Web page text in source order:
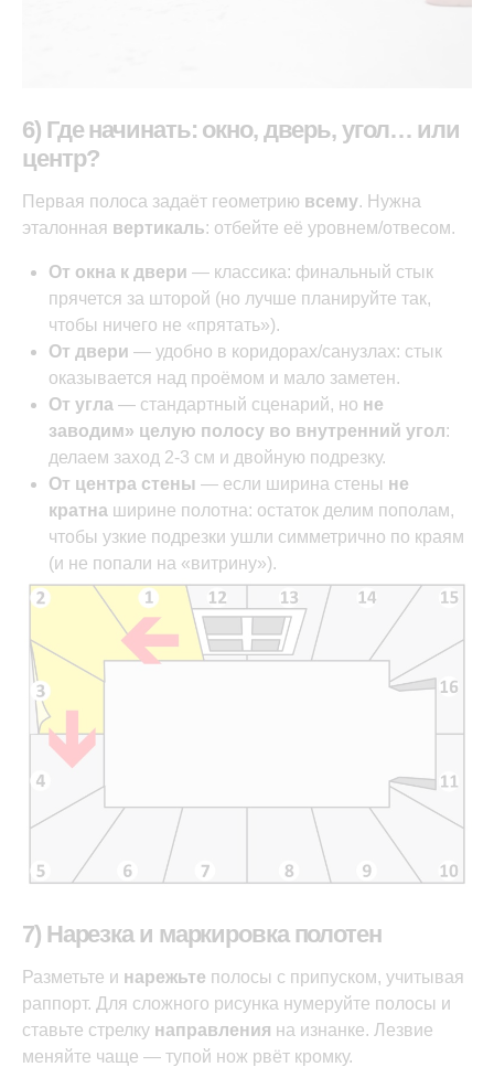
6) Где начинать: окно, дверь, угол… или
центр?
Первая полоса задаёт геометрию всему. Нужна
эталонная вертикаль: отбейте её уровнем/отвесом.
От окна к двери — классика: финальный стык
прячется за шторой (но лучше планируйте так,
чтобы ничего не «прятать»).
От двери — удобно в коридорах/санузлах: стык
оказывается над проёмом и мало заметен.
От угла — стандартный сценарий, но не
заводим» целую полосу во внутренний угол:
делаем заход 2-3 см и двойную подрезку.
От центра стены — если ширина стены не
кратна ширине полотна: остаток делим пополам,
чтобы узкие подрезки ушли симметрично по краям
(и не попали на «витрину»).
7) Нарезка и маркировка полотен
Разметьте и нарежьте полосы с припуском, учитывая
раппорт. Для сложного рисунка нумеруйте полосы и
ставьте стрелку направления на изнанке. Лезвие
меняйте чаще — тупой нож рвёт кромку.